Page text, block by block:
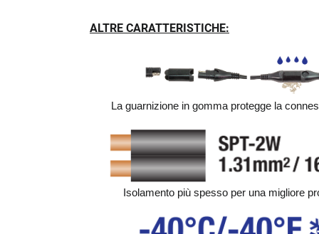
ALTRE CARATTERISTICHE:
La guarnizione in gomma protegge la
Isolamento più spesso per una migliore